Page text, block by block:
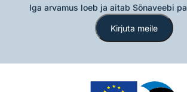
Iga arvamus loeb ja aitab Sõnaveebi
Kirjuta meile